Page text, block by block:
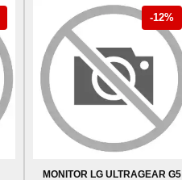
-12%
MONITOR LG ULTRAGEAR G5